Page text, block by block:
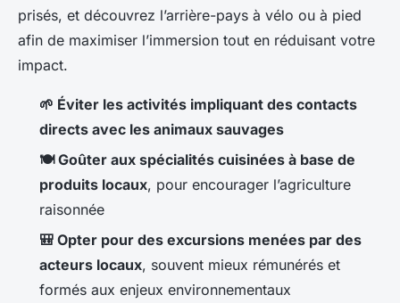
prisés, et découvrez l’arrière-pays à vélo ou à pied
afin de maximiser l’immersion tout en réduisant votre
impact.
🌱 Éviter les activités impliquant des contacts
directs avec les animaux sauvages
🍽️ Goûter aux spécialités cuisinées à base de
produits locaux, pour encourager l’agriculture
raisonnée
🎒 Opter pour des excursions menées par des
acteurs locaux, souvent mieux rémunérés et
formés aux enjeux environnementaux